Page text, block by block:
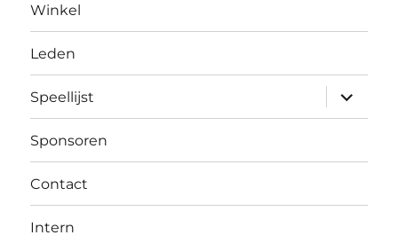
Winkel
Leden
Speellijst
Sponsoren
Contact
Intern